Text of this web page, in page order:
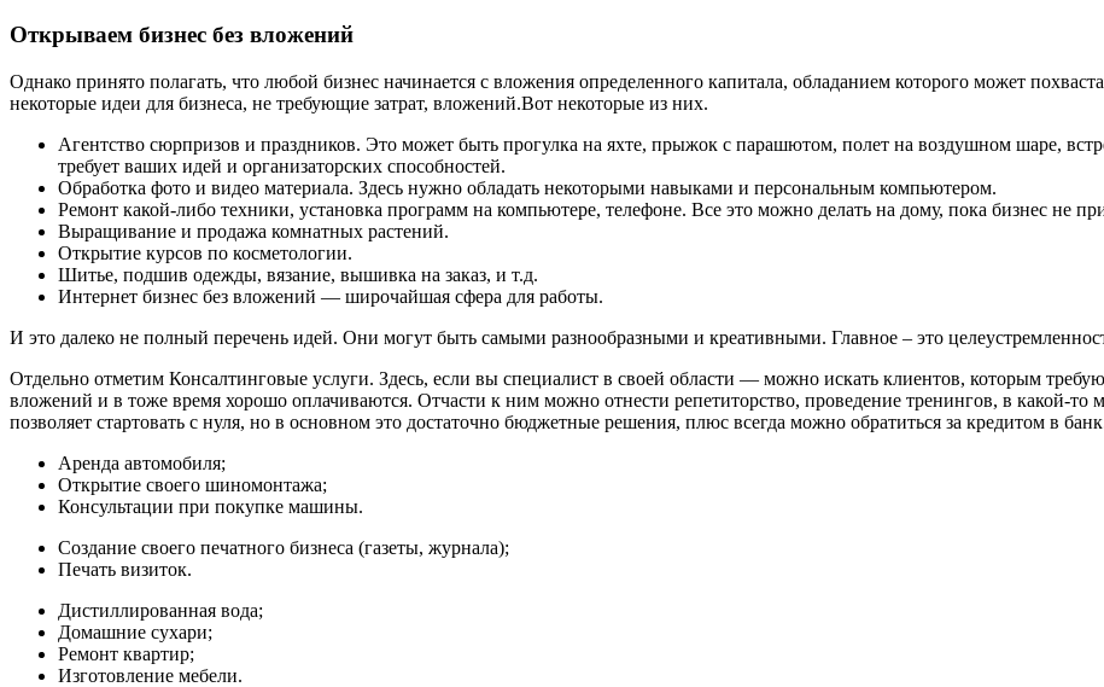
Открываем бизнес без вложений
Однако принято полагать, что любой бизнес начинается с вложения определенного капитала, обладанием которого может
некоторые идеи для бизнеса, не требующие затрат, вложений.Вот некоторые из них.
Агентство сюрпризов и праздников. Это может быть прогулка на яхте, прыжок с парашютом, полет на воздушном шаре,
требует ваших идей и организаторских способностей.
Обработка фото и видео материала. Здесь нужно обладать некоторыми навыками и персональным компьютером.
Ремонт какой-либо техники, установка программ на компьютере, телефоне. Все это можно делать на дому, пока бизнес не
Выращивание и продажа комнатных растений.
Открытие курсов по косметологии.
Шитье, подшив одежды, вязание, вышивка на заказ, и т.д.
Интернет бизнес без вложений — широчайшая сфера для работы.
И это далеко не полный перечень идей. Они могут быть самыми разнообразными и креативными. Главное – это
Отдельно отметим Консалтинговые услуги. Здесь, если вы специалист в своей области — можно искать клиентов, которым
вложений и в тоже время хорошо оплачиваются. Отчасти к ним можно отнести репетиторство, проведение тренингов, в какой-
позволяет стартовать с нуля, но в основном это достаточно бюджетные решения, плюс всегда можно обратиться за кредитом в
Аренда автомобиля;
Открытие своего шиномонтажа;
Консультации при покупке машины.
Создание своего печатного бизнеса (газеты, журнала);
Печать визиток.
Дистиллированная вода;
Домашние сухари;
Ремонт квартир;
Изготовление мебели.